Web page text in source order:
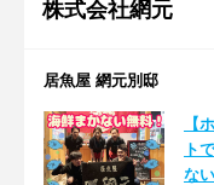
株式会社網元
居魚屋 網元別邸
【
ト
な